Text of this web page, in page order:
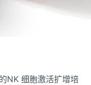
NK 细胞激活扩增培